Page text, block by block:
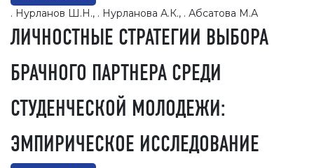
. Нурланов Ш.Н., . Нурланова А.К., . Абсатова М.А
ЛИЧНОСТНЫЕ СТРАТЕГИИ ВЫБОРА
БРАЧНОГО ПАРТНЕРА СРЕДИ
СТУДЕНЧЕСКОЙ МОЛОДЕЖИ:
ЭМПИРИЧЕСКОЕ ИССЛЕДОВАНИЕ